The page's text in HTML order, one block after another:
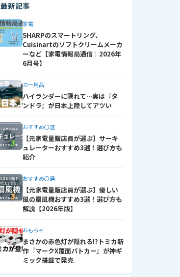
最新記事
家電
SHARPのスマートリング、
Cuisinartのソフトクリームメーカ
ーなど【家電情報局通信｜2026年
6月号】
カー用品
ハイランダーに隠れて…実は『タ
ンドラ』が日本上陸してアツい
おすすめ〇選
【元家電量販店員が選ぶ】サーキ
ュレーターおすすめ3選！選び方も
紹介
おすすめ〇選
【元家電量販店員が選ぶ】優しい
風の扇風機おすすめ3選！選び方も
解説【2026年版】
おもちゃ
まさかの赤色灯が隠れる!?トミカ新
作『マークX覆面パトカー』が神ギ
ミック搭載で発売